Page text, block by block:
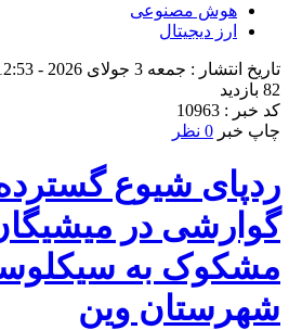
هوش مصنوعی
ارز دیجیتال
تاریخ انتشار : جمعه 3 جولای 2026 - 12:53
82 بازدید
کد خبر : 10963
چاپ خبر 0 نظر
ردپای شیوع
مشکوک به
شهرستان وین